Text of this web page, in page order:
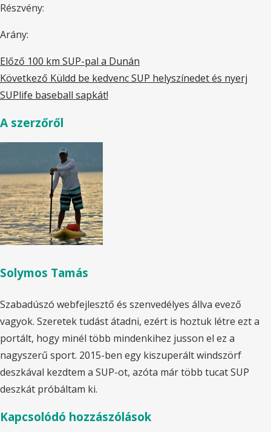
Részvény:
Arány:
Előző 100 km SUP-pal a Dunán
Következő Küldd be kedvenc SUP helyszínedet és nyerj
SUPlife baseball sapkát!
A szerzőről
Solymos Tamás
Szabadúszó webfejlesztő és szenvedélyes állva evező
vagyok. Szeretek tudást átadni, ezért is hoztuk létre ezt a
portált, hogy minél több mindenkihez jusson el ez a
nagyszerű sport. 2015-ben egy kiszuperált windszörf
deszkával kezdtem a SUP-ot, azóta már több tucat SUP
deszkát próbáltam ki.
Kapcsolódó hozzászólások